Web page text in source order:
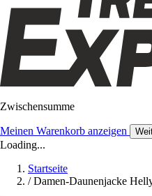
Zwischensumme
Meinen Warenkorb anzeigen
Loading...
Startseite
/ Damen-Daunenjacke